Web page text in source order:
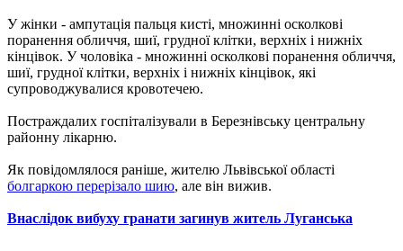
У жінки - ампутація пальця кисті, множинні осколкові
поранення обличчя, шиї, грудної клітки, верхніх і нижніх
кінцівок. У чоловіка - множинні осколкові поранення обличчя,
шиї, грудної клітки, верхніх і нижніх кінцівок, які
супроводжувалися кровотечею.
Постраждалих госпіталізували в Березнівську центральну
районну лікарню.
Як повідомлялося раніше, жителю Львівської області
болгаркою перерізало шию, але він вижив.
Внаслідок вибуху гранати загинув житель Луганська